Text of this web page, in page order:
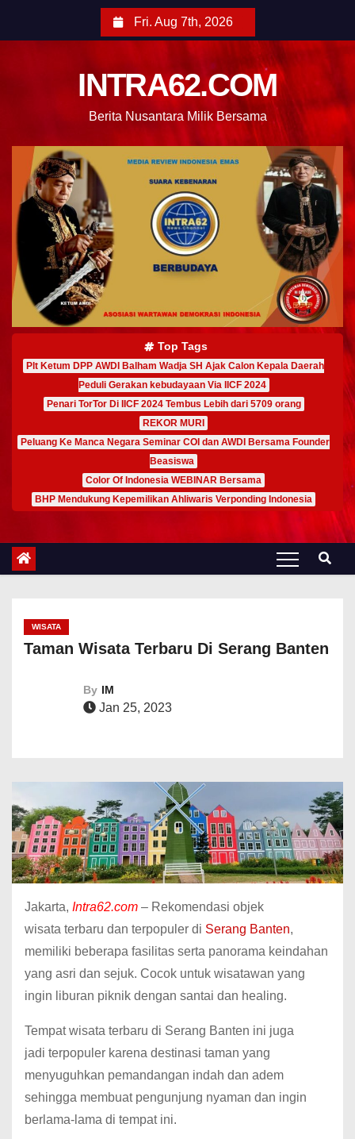
Fri. Aug 7th, 2026
INTRA62.COM
Berita Nusantara Milik Bersama
Top Tags
Plt Ketum DPP AWDI Balham Wadja SH Ajak Calon Kepala Daerah
Peduli Gerakan kebudayaan Via IICF 2024
Penari TorTor Di IICF 2024 Tembus Lebih dari 5709 orang
REKOR MURI
Peluang Ke Manca Negara Seminar COI dan AWDI Bersama Founder
Beasiswa
Color Of Indonesia WEBINAR Bersama
BHP Mendukung Kepemilikan Ahliwaris Verponding Indonesia
WISATA
Taman Wisata Terbaru Di Serang Banten
By IM
Jan 25, 2023
Jakarta, Intra62.com – Rekomendasi objek
wisata terbaru dan terpopuler di Serang Banten,
memiliki beberapa fasilitas serta panorama keindahan
yang asri dan sejuk. Cocok untuk wisatawan yang
ingin liburan piknik dengan santai dan healing.
Tempat wisata terbaru di Serang Banten ini juga
jadi terpopuler karena destinasi taman yang
menyuguhkan pemandangan indah dan adem
sehingga membuat pengunjung nyaman dan ingin
berlama-lama di tempat ini.